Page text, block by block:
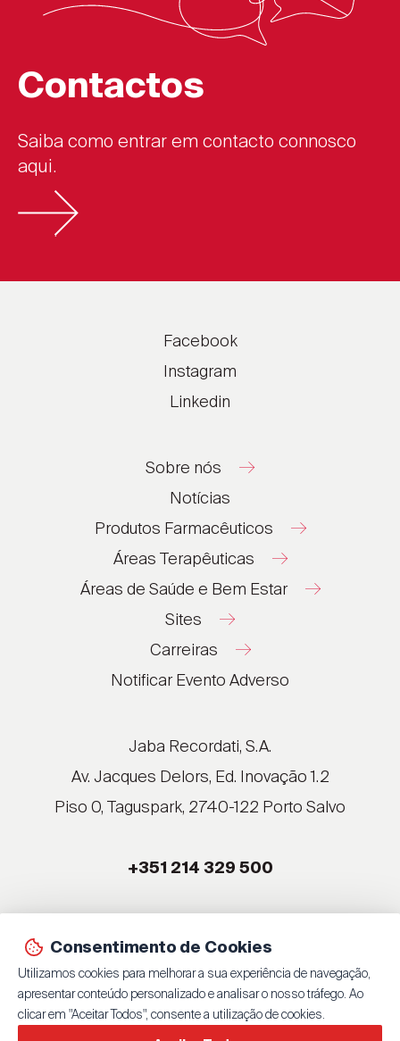
Contactos
Saiba como entrar em contacto connosco
aqui.
Facebook
Instagram
Linkedin
Sobre nós
Notícias
Produtos Farmacêuticos
Áreas Terapêuticas
Áreas de Saúde e Bem Estar
Sites
®
®
®
®
Carreiras
Notificar Evento Adverso
Jaba Recordati, S.A.
Av. Jacques Delors, Ed. Inovação 1.2
Piso 0, Taguspark, 2740-122 Porto Salvo
+351 214 329 500
© 2026 Jaba Recordati, S.A.
Bybluesoft.pt| 100% GET ON
Política de Privacidade
Consentimento de Cookies
Utilizamos cookies para melhorar a sua experiência de navegação,
apresentar conteúdo personalizado e analisar o nosso tráfego. Ao
clicar em "Aceitar Todos", consente a utilização de cookies.